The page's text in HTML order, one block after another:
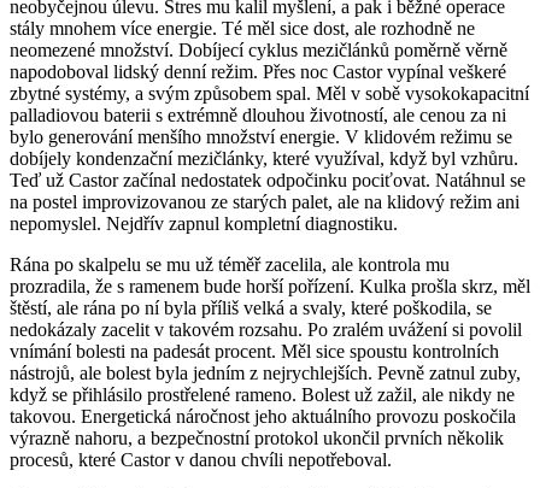
neobyčejnou úlevu. Stres mu kalil myšlení, a pak i běžné operace
stály mnohem více energie. Té měl sice dost, ale rozhodně ne
neomezené množství. Dobíjecí cyklus mezičlánků poměrně věrně
napodoboval lidský denní režim. Přes noc Castor vypínal veškeré
zbytné systémy, a svým způsobem spal. Měl v sobě vysokokapacitní
palladiovou baterii s extrémně dlouhou životností, ale cenou za ni
bylo generování menšího množství energie. V klidovém režimu se
dobíjely kondenzační mezičlánky, které využíval, když byl vzhůru.
Teď už Castor začínal nedostatek odpočinku pociťovat. Natáhnul se
na postel improvizovanou ze starých palet, ale na klidový režim ani
nepomyslel. Nejdřív zapnul kompletní diagnostiku.
Rána po skalpelu se mu už téměř zacelila, ale kontrola mu
prozradila, že s ramenem bude horší pořízení. Kulka prošla skrz, měl
štěstí, ale rána po ní byla příliš velká a svaly, které poškodila, se
nedokázaly zacelit v takovém rozsahu. Po zralém uvážení si povolil
vnímání bolesti na padesát procent. Měl sice spoustu kontrolních
nástrojů, ale bolest byla jedním z nejrychlejších. Pevně zatnul zuby,
když se přihlásilo prostřelené rameno. Bolest už zažil, ale nikdy ne
takovou. Energetická náročnost jeho aktuálního provozu poskočila
výrazně nahoru, a bezpečnostní protokol ukončil prvních několik
procesů, které Castor v danou chvíli nepotřeboval.